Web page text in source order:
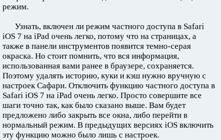
режим.
Узнать, включен ли режим частного доступа в Safari
iOS 7 на iPad очень легко, потому что на страницах, а
также в панели инструментов появится темно-серая
окраска. Но стоит помнить, что вся информация,
использованная вами ранее в браузере, сохраняется.
Поэтому удалять историю, куки и кэш нужно вручную с
настроек Сафари. Отключить функцию частного доступа в
Safari iOS 7 на iPad очень легко. Просто совершите все
шаги точно так, как было сказано выше. Вам будет
предложено либо закрыть все окна, либо перейти в
нормальный режим. В предыдущих версиях iOS включить
эту функцию можно было лишь с настроек.